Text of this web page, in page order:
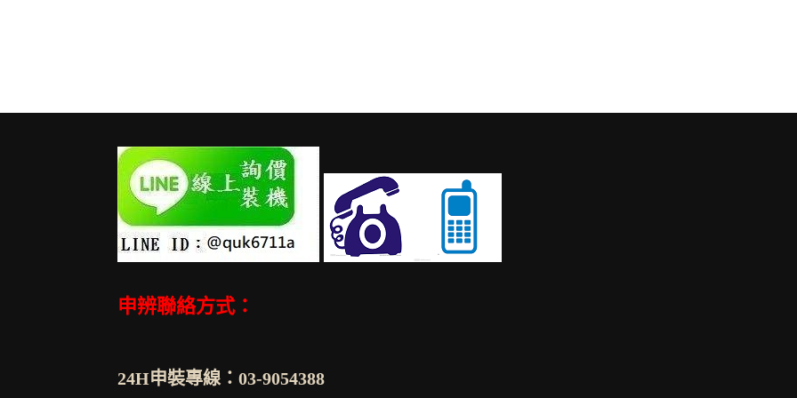
申辨聯絡方式：
24H申裝專線：03-9054388